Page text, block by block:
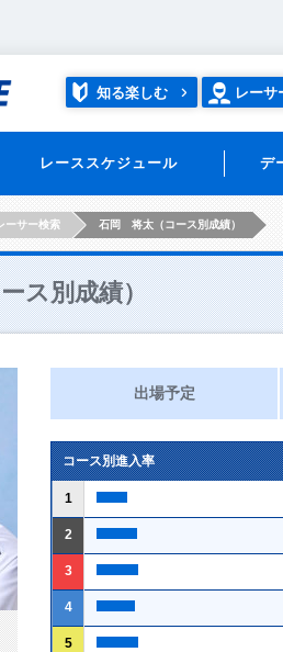
知る楽しむ レーサ
レーススケジュール デ
ーサー検索 石岡 将太（コース別成績）
ス別成績）
出場予定
コース別進入率
1
2
3
4
5